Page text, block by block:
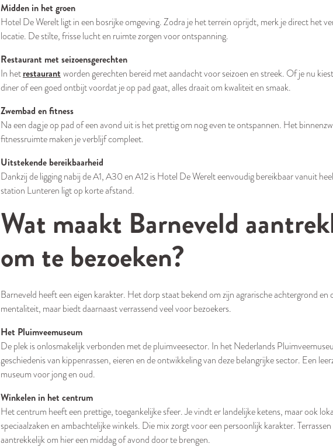
Midden in het groen
Hotel De Werelt ligt in een bosrijke omgeving. Zodra je het terrein oprijdt, merk je direct het
locatie. De stilte, frisse lucht en ruimte zorgen voor ontspanning.
Restaurant met seizoensgerechten
In hetrestaurant worden gerechten bereid met aandacht voor seizoen en streek. Of je nu
diner of een goed ontbijt voordat je op pad gaat, alles draait om kwaliteit en smaak.
Zwembad en fitness
Na een dagje op pad of een avond uit is het prettig om nog even te ontspannen. Het
fitnessruimte maken je verblijf compleet.
Uitstekende bereikbaarheid
Dankzij de ligging nabij de A1, A30 en A12 is Hotel De Werelt eenvoudig bereikbaar vanuit
station Lunteren ligt op korte afstand.
Wat maakt Barneveld
om te bezoeken?
Barneveld heeft een eigen karakter. Het dorp staat bekend om zijn agrarische achtergrond en
mentaliteit, maar biedt daarnaast verrassend veel voor bezoekers.
Het Pluimveemuseum
De plek is onlosmakelijk verbonden met de pluimveesector. In het Nederlands
geschiedenis van kippenrassen, eieren en de ontwikkeling van deze belangrijke sector. Een
museum voor jong en oud.
Winkelen in het centrum
Het centrum heeft een prettige, toegankelijke sfeer. Je vindt er landelijke ketens, maar ook
speciaalzaken en ambachtelijke winkels. Die mix zorgt voor een persoonlijk karakter.
aantrekkelijk om hier een middag of avond door te brengen.